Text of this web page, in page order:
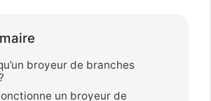
broyeur de branches
un broyeur de